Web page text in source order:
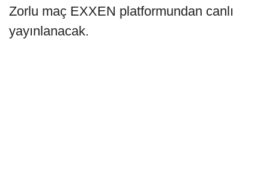
Zorlu maç EXXEN platformundan canlı
yayınlanacak.